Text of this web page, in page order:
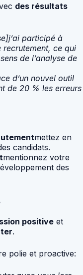
des résultats
participé à
recrutement, ce qui
de l’analyse de
d’un nouvel outil
de 20 % les erreurs
mettez en
candidats.
mentionnez votre
des
positive et
.
polie et proactive: